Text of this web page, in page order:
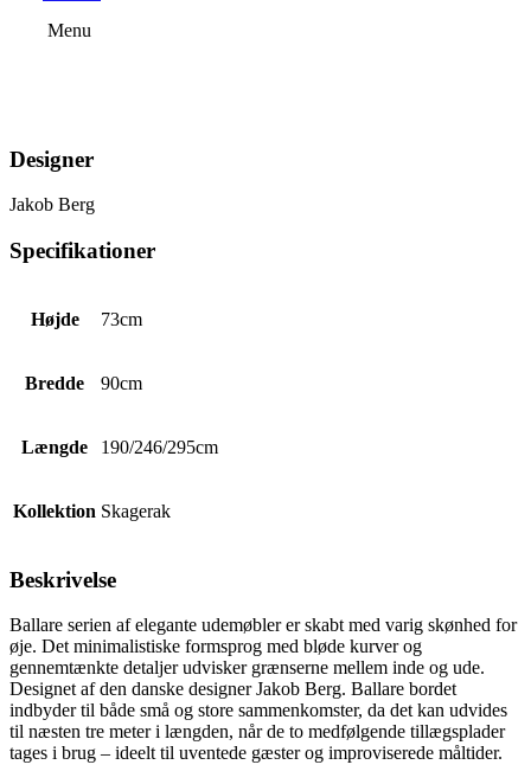
Menu
Designer
Jakob Berg
Specifikationer
Højde 73cm
Bredde 90cm
Længde 190/246/295cm
Kollektion Skagerak
Beskrivelse
Ballare serien af elegante udemøbler er skabt med varig skønhed for
øje. Det minimalistiske formsprog med bløde kurver og
gennemtænkte detaljer udvisker grænserne mellem inde og ude.
Designet af den danske designer Jakob Berg. Ballare bordet
indbyder til både små og store sammenkomster, da det kan udvides
til næsten tre meter i længden, når de to medfølgende tillægsplader
tages i brug – ideelt til uventede gæster og improviserede måltider.